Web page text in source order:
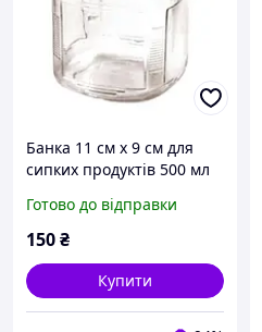
Банка 11 см х 9 см для
сипких продуктів 500 мл
Готово до відправки
150₴
Купити